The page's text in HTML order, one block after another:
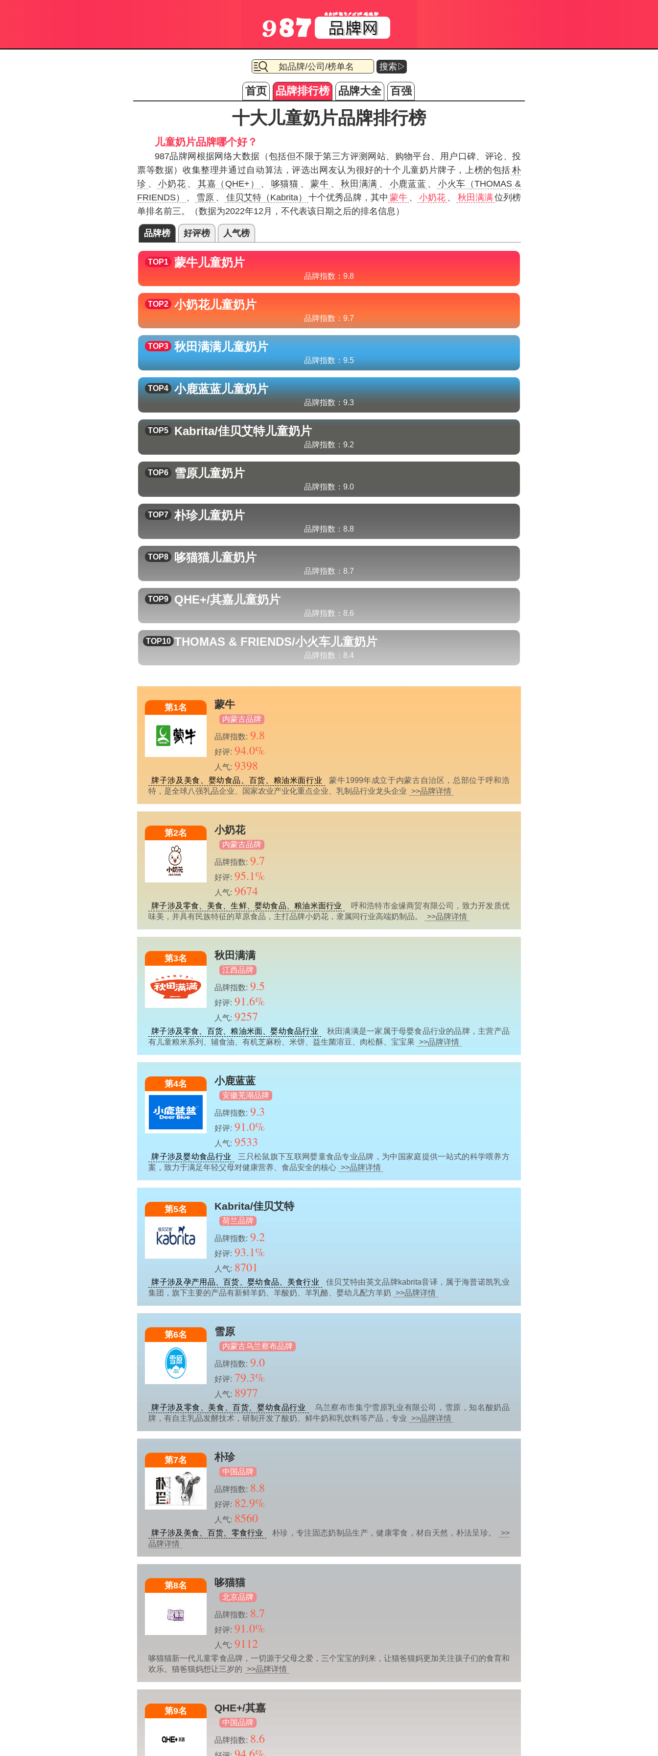
搜索▷
首页 品牌排行榜 品牌大全 百强
十大儿童奶片品牌排行榜
儿童奶片品牌哪个好？
987品牌网根据网络大数据（包括但不限于第三方评测网站、购物平台、用户口碑、评论、投
票等数据）收集整理并通过自动算法，评选出网友认为很好的十个儿童奶片牌子，上榜的包括 朴
珍 、 小奶花 、 其嘉（QHE+） 、 哆猫猫 、 蒙牛 、 秋田满满 、 小鹿蓝蓝 、
小火车（THOMAS &
FRIENDS）
、 雪原 、 佳贝艾特（Kabrita） 十个优秀品牌，其中 蒙牛 、 小奶花 、 秋田满满位列榜
单排名前三。（数据为2022年12月，不代表该日期之后的排名信息）
品牌榜 好评榜 人气榜
TOP1 蒙牛儿童奶片
品牌指数： 9.8
TOP2 小奶花儿童奶片
品牌指数： 9.7
TOP3 秋田满满儿童奶片
品牌指数： 9.5
TOP4 小鹿蓝蓝儿童奶片
品牌指数： 9.3
TOP5 Kabrita/佳贝艾特儿童奶片
品牌指数： 9.2
TOP6 雪原儿童奶片
品牌指数： 9.0
TOP7 朴珍儿童奶片
品牌指数： 8.8
TOP8 哆猫猫儿童奶片
品牌指数： 8.7
TOP9 QHE+/其嘉儿童奶片
品牌指数： 8.6
TOP10 THOMAS & FRIENDS/小火车儿童奶片
品牌指数： 8.4
第1名 蒙牛
内蒙古品牌
品牌指数: 9.8
好评: 94.0%
人气: 9398
牌子涉及美食、婴幼食品、百货、粮油米面行业
蒙牛1999年成立于内蒙古自治区，总部位于呼和浩
特，是全球八强乳品企业、国家农业产业化重点企业、乳制品行业龙头企业 >>品牌详情
第2名 小奶花
内蒙古品牌
品牌指数: 9.7
好评: 95.1%
人气: 9674
牌子涉及零食、美食、生鲜、婴幼食品、粮油米面行业
呼和浩特市金缘商贸有限公司，致力开发质优
味美，并具有民族特征的草原食品，主打品牌小奶花，隶属同行业高端奶制品。
>>品牌详情
第3名 秋田满满
江西品牌
品牌指数: 9.5
好评: 91.6%
人气: 9257
牌子涉及零食、百货、粮油米面、婴幼食品行业
秋田满满是一家属于母婴食品行业的品牌，主营产品
有儿童粮米系列、辅食油、有机芝麻粉、米饼、益生菌溶豆、肉松酥、宝宝果 >>品牌详情
第4名 小鹿蓝蓝
安徽芜湖品牌
品牌指数: 9.3
好评: 91.0%
人气: 9533
牌子涉及婴幼食品行业
三只松鼠旗下互联网婴童食品专业品牌，为中国家庭提供一站式的科学喂养方
案，致力于满足年轻父母对健康营养、食品安全的核心 >>品牌详情
第5名 Kabrita/佳贝艾特
荷兰品牌
品牌指数: 9.2
好评: 93.1%
人气: 8701
牌子涉及孕产用品、百货、婴幼食品、美食行业
佳贝艾特由英文品牌kabrita音译，属于海普诺凯乳业
集团，旗下主要的产品有新鲜羊奶、羊酸奶、羊乳酪、婴幼儿配方羊奶 >>品牌详情
第6名 雪原
内蒙古乌兰察布品牌
品牌指数: 9.0
好评: 79.3%
人气: 8977
牌子涉及零食、美食、百货、婴幼食品行业
乌兰察布市集宁雪原乳业有限公司，雪原，知名酸奶品
牌，有自主乳品发酵技术，研制开发了酸奶、鲜牛奶和乳饮料等产品，专业 >>品牌详情
第7名 朴珍
中国品牌
品牌指数: 8.8
好评: 82.9%
人气: 8560
牌子涉及美食、百货、零食行业 朴珍，专注固态奶制品生产，健康零食，材自天然，朴法呈珍。
>>
品牌详情
第8名 哆猫猫
北京品牌
品牌指数: 8.7
好评: 91.0%
人气: 9112
哆猫猫新一代儿童零食品牌，一切源于父母之爱，三个宝宝的到来，让猫爸猫妈更加关注孩子们的食育和
欢乐。猫爸猫妈想让三岁的 >>品牌详情
第9名 QHE+/其嘉
中国品牌
品牌指数: 8.6